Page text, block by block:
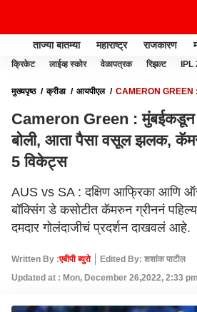
ताज्या बातम्या महाराष्ट्र राजकारण
क्रिकेट लाईव्ह स्कोर वेळापत्रक रिझल्ट
मुख्यपृष्ठ क्रीडा आयपीएल
CAMERON GREEN :
Cameron Green : मुंबईकडून
बोली, आता पैसा वसूल झलक,
5 विकेट्स
AUS vs SA : दक्षिण आफ्रिका आणि
बॉक्सिंग डे कसोटीत कॅमरुन ग्रीननं
दमदार गोलंदाजीचं प्रदर्शन दाखवलं आहे.
Written By :एबीपी ब्युरो
Edited By: शशांक पाटील
Updated at : Mon, December 26,2022, 2:33